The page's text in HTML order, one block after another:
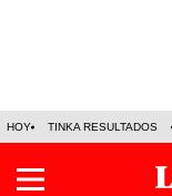
HOY TINKA RESULTADOS